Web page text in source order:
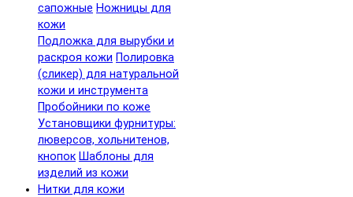
сапожные Ножницы для
кожи
Подложка для вырубки и
раскроя кожи Полировка
(сликер) для натуральной
кожи и инструмента
Пробойники по коже
Установщики фурнитуры:
люверсов, хольнитенов,
кнопок Шаблоны для
изделий из кожи
Нитки для кожи